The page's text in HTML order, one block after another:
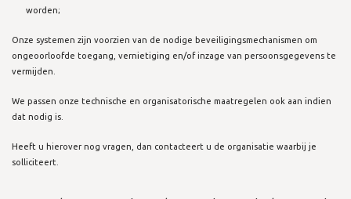
worden;
Onze systemen zijn voorzien van de nodige beveiligingsmechanismen om
ongeoorloofde toegang, vernietiging en/of inzage van persoonsgegevens te
vermijden.
We passen onze technische en organisatorische maatregelen ook aan indien
dat nodig is.
Heeft u hierover nog vragen, dan contacteert u de organisatie waarbij je
solliciteert.